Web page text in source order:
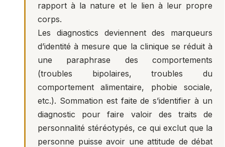
rapport à la nature et le lien à leur propre
corps.
Les diagnostics deviennent des marqueurs
d’identité à mesure que la clinique se réduit à
une paraphrase des comportements
(troubles bipolaires, troubles du
comportement alimentaire, phobie sociale,
etc.). Sommation est faite de s’identifier à un
diagnostic pour faire valoir des traits de
personnalité stéréotypés, ce qui exclut que la
personne puisse avoir une attitude de débat